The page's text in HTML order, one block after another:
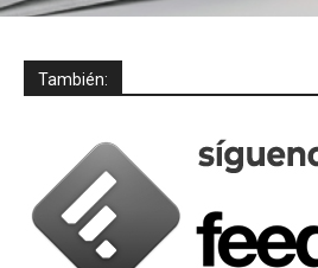
También: